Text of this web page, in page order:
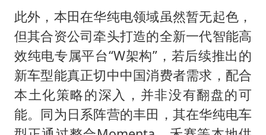
此外，本田在华纯电领域虽然暂无起色，
但其合资公司牵头打造的全新一代智能高
效纯电专属平台“‌W架构‌”，若后续推出的
新车型能真正切中中国消费者需求，配合
本土化策略的深入，并非没有翻盘的可
能。同为日系阵营的丰田，其在华纯电车